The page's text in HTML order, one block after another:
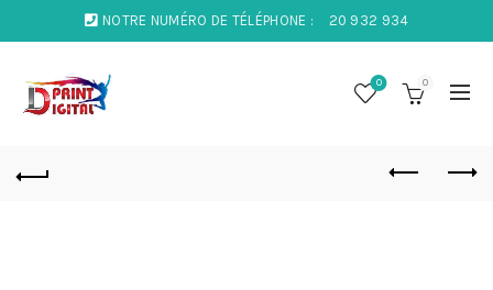
NOTRE NUMÉRO DE TÉLÉPHONE : 20 932 934
0 0